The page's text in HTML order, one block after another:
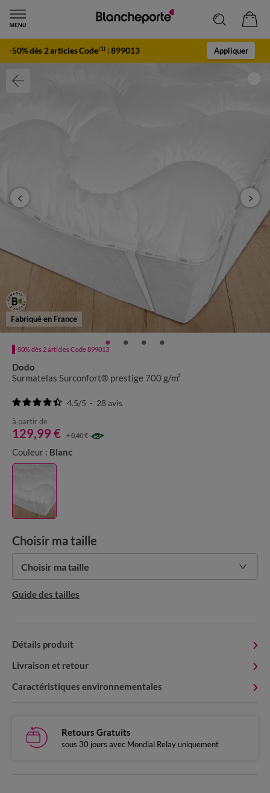
-50% dès 2 articles Code(1) :899013 Appliquer
Fabriqué en France
-50% dès 2 articles Code 899013
Dodo
Surmatelas Surconfort® prestige 700 g/m²
4.5/5 - 28avis
à partir de
129,99 € + 0,40 €
Couleur : Blanc
Choisir ma taille
Choisir ma taille
Guide des tailles
Détails produit
Livraison et retour
Caractéristiques environnementales
Retours Gratuits
sous 30 jours avec Mondial Relay uniquement